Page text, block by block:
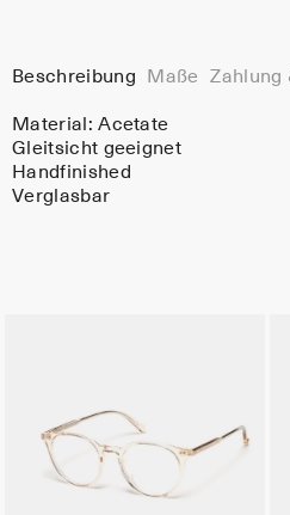
Beschreibung Maße Zahlung
Material:Acetate
Gleitsicht geeignet
Handfinished
Verglasbar